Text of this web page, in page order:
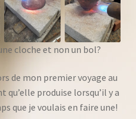
cloche et non un bol?
de mon premier voyage au
qu’elle produise lorsqu’il y a
que je voulais en faire une!